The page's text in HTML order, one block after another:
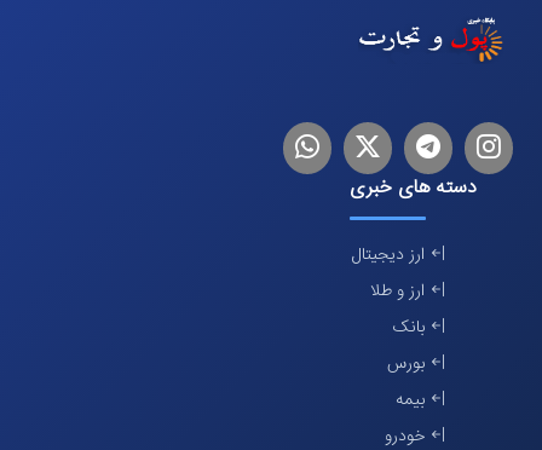
اینستاگرام
تلگرام توییترلینکدین
دسته های خبری
ارز دیجیتال
ارز و طلا
بانک
بورس
بیمه
خودرو